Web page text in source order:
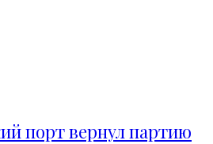
порт вернул партию